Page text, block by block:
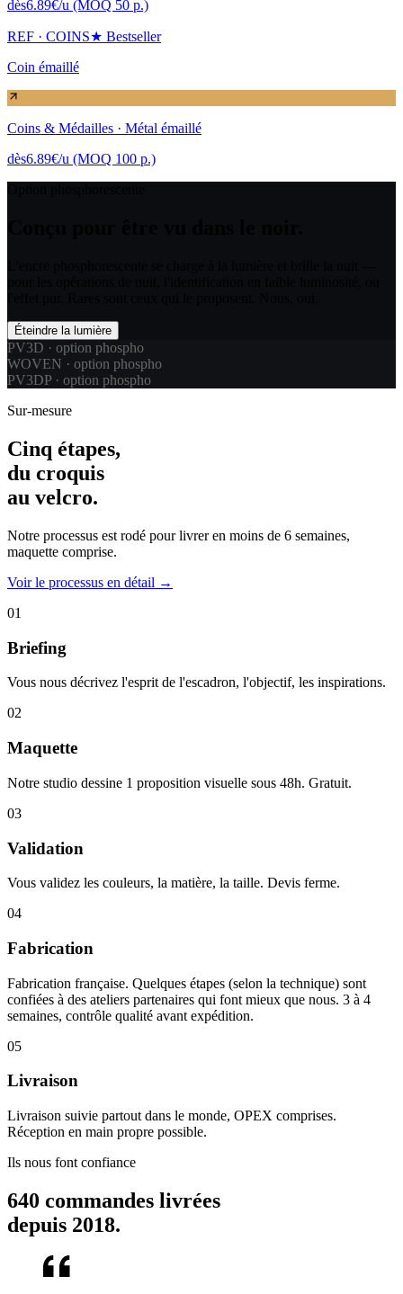
dès6.89€/u (MOQ 50 p.)
REF · COINS★ Bestseller
Coin émaillé
Coins & Médailles · Métal émaillé
dès6.89€/u (MOQ 100 p.)
Éteindre la lumière
PV3D · option phospho
WOVEN · option phospho
PV3DP · option phospho
Sur-mesure
Cinq étapes,
du croquis
au velcro.
Notre processus est rodé pour livrer en moins de 6 semaines,
maquette comprise.
Voir le processus en détail →
01
Briefing
Vous nous décrivez l'esprit de l'escadron, l'objectif, les inspirations.
02
Maquette
Notre studio dessine 1 proposition visuelle sous 48h. Gratuit.
03
Validation
Vous validez les couleurs, la matière, la taille. Devis ferme.
04
Fabrication
Fabrication française. Quelques étapes (selon la technique) sont
confiées à des ateliers partenaires qui font mieux que nous. 3 à 4
semaines, contrôle qualité avant expédition.
05
Livraison
Livraison suivie partout dans le monde, OPEX comprises.
Réception en main propre possible.
Ils nous font confiance
640 commandes livrées
depuis 2018.